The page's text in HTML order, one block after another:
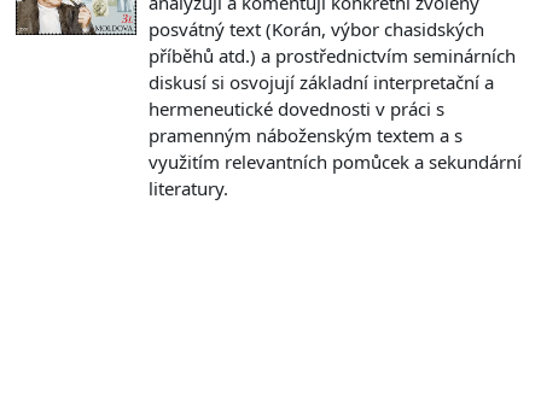
posvátný text (Korán, výbor chasidských
příběhů atd.) a prostřednictvím seminárních
diskusí si osvojují základní interpretační a
hermeneutické dovednosti v práci s
pramenným náboženským textem a s
využitím relevantních pomůcek a sekundární
literatury.